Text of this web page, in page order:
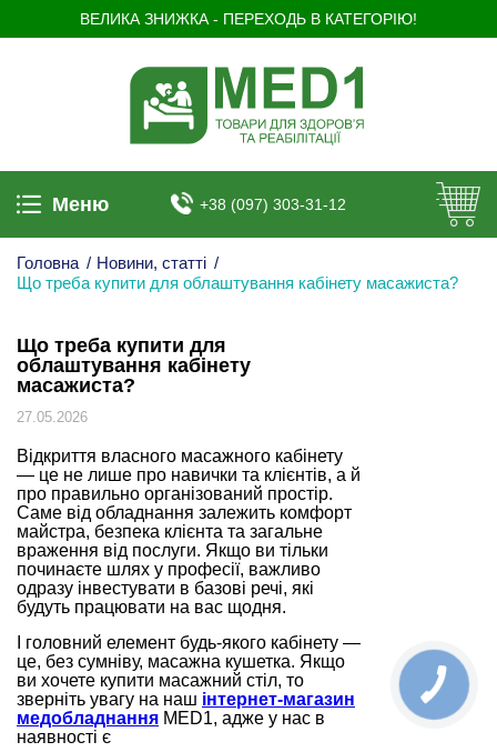
ВЕЛИКА ЗНИЖКА - ПЕРЕХОДЬ В КАТЕГОРІЮ!
Меню +38 (097) 303-31-12
Головна / Новини, статті /
Що треба купити для облаштування кабінету масажиста?
Що треба купити для
облаштування кабінету
масажиста?
27.05.2026
Відкриття власного масажного кабінету
— це не лише про навички та клієнтів, а й
про правильно організований простір.
Саме від обладнання залежить комфорт
майстра, безпека клієнта та загальне
враження від послуги. Якщо ви тільки
починаєте шлях у професії, важливо
одразу інвестувати в базові речі, які
будуть працювати на вас щодня.
І головний елемент будь-якого кабінету —
це, без сумніву, масажна кушетка. Якщо
ви хочете купити масажний стіл, то
зверніть увагу на наш інтернет-магазин
медобладнання MED1, адже у нас в
наявності є